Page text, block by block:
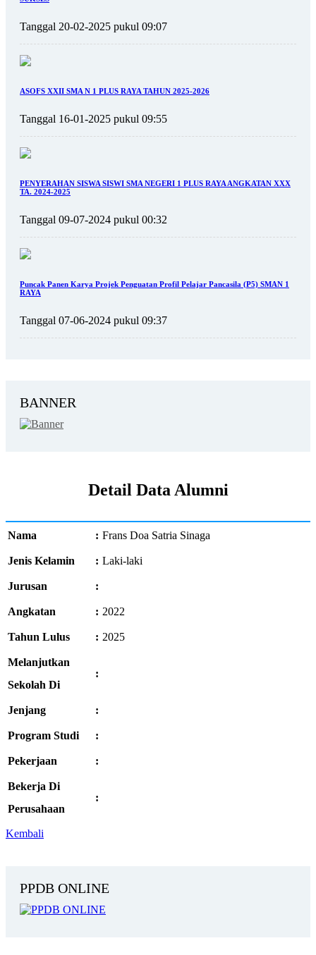
Tanggal 20-02-2025 pukul 09:07
ASOFS XXII SMA N 1 PLUS RAYA TAHUN 2025-2026
Tanggal 16-01-2025 pukul 09:55
PENYERAHAN SISWA SISWI SMA NEGERI 1 PLUS RAYA ANGKATAN XXX
TA. 2024-2025
Tanggal 09-07-2024 pukul 00:32
Puncak Panen Karya Projek Penguatan Profil Pelajar Pancasila (P5) SMAN 1
RAYA
Tanggal 07-06-2024 pukul 09:37
BANNER
Detail Data Alumni
Nama : Frans Doa Satria Sinaga
Jenis Kelamin : Laki-laki
Jurusan :
Angkatan : 2022
Tahun Lulus : 2025
Melanjutkan
Sekolah Di
:
Jenjang :
Program Studi :
Pekerjaan :
Bekerja Di
Perusahaan
:
Kembali
PPDB ONLINE